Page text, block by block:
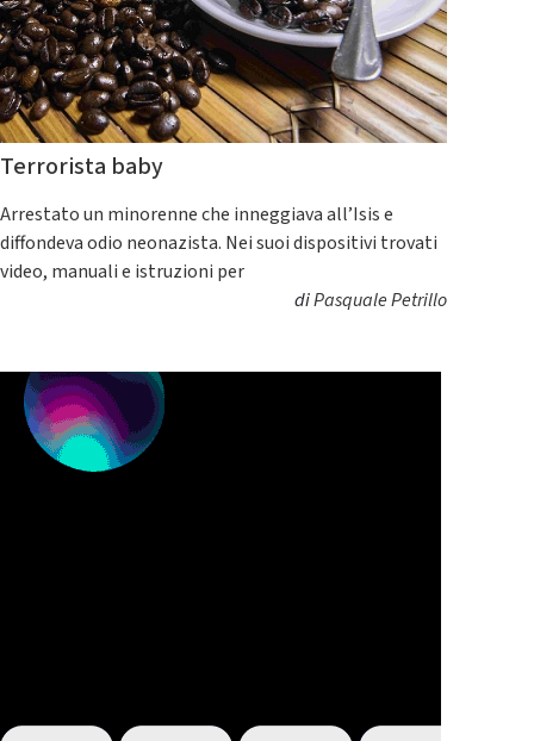
Terrorista baby
Arrestato un minorenne che inneggiava all’Isis e
diffondeva odio neonazista. Nei suoi dispositivi trovati
video, manuali e istruzioni per
diPasquale Petrillo